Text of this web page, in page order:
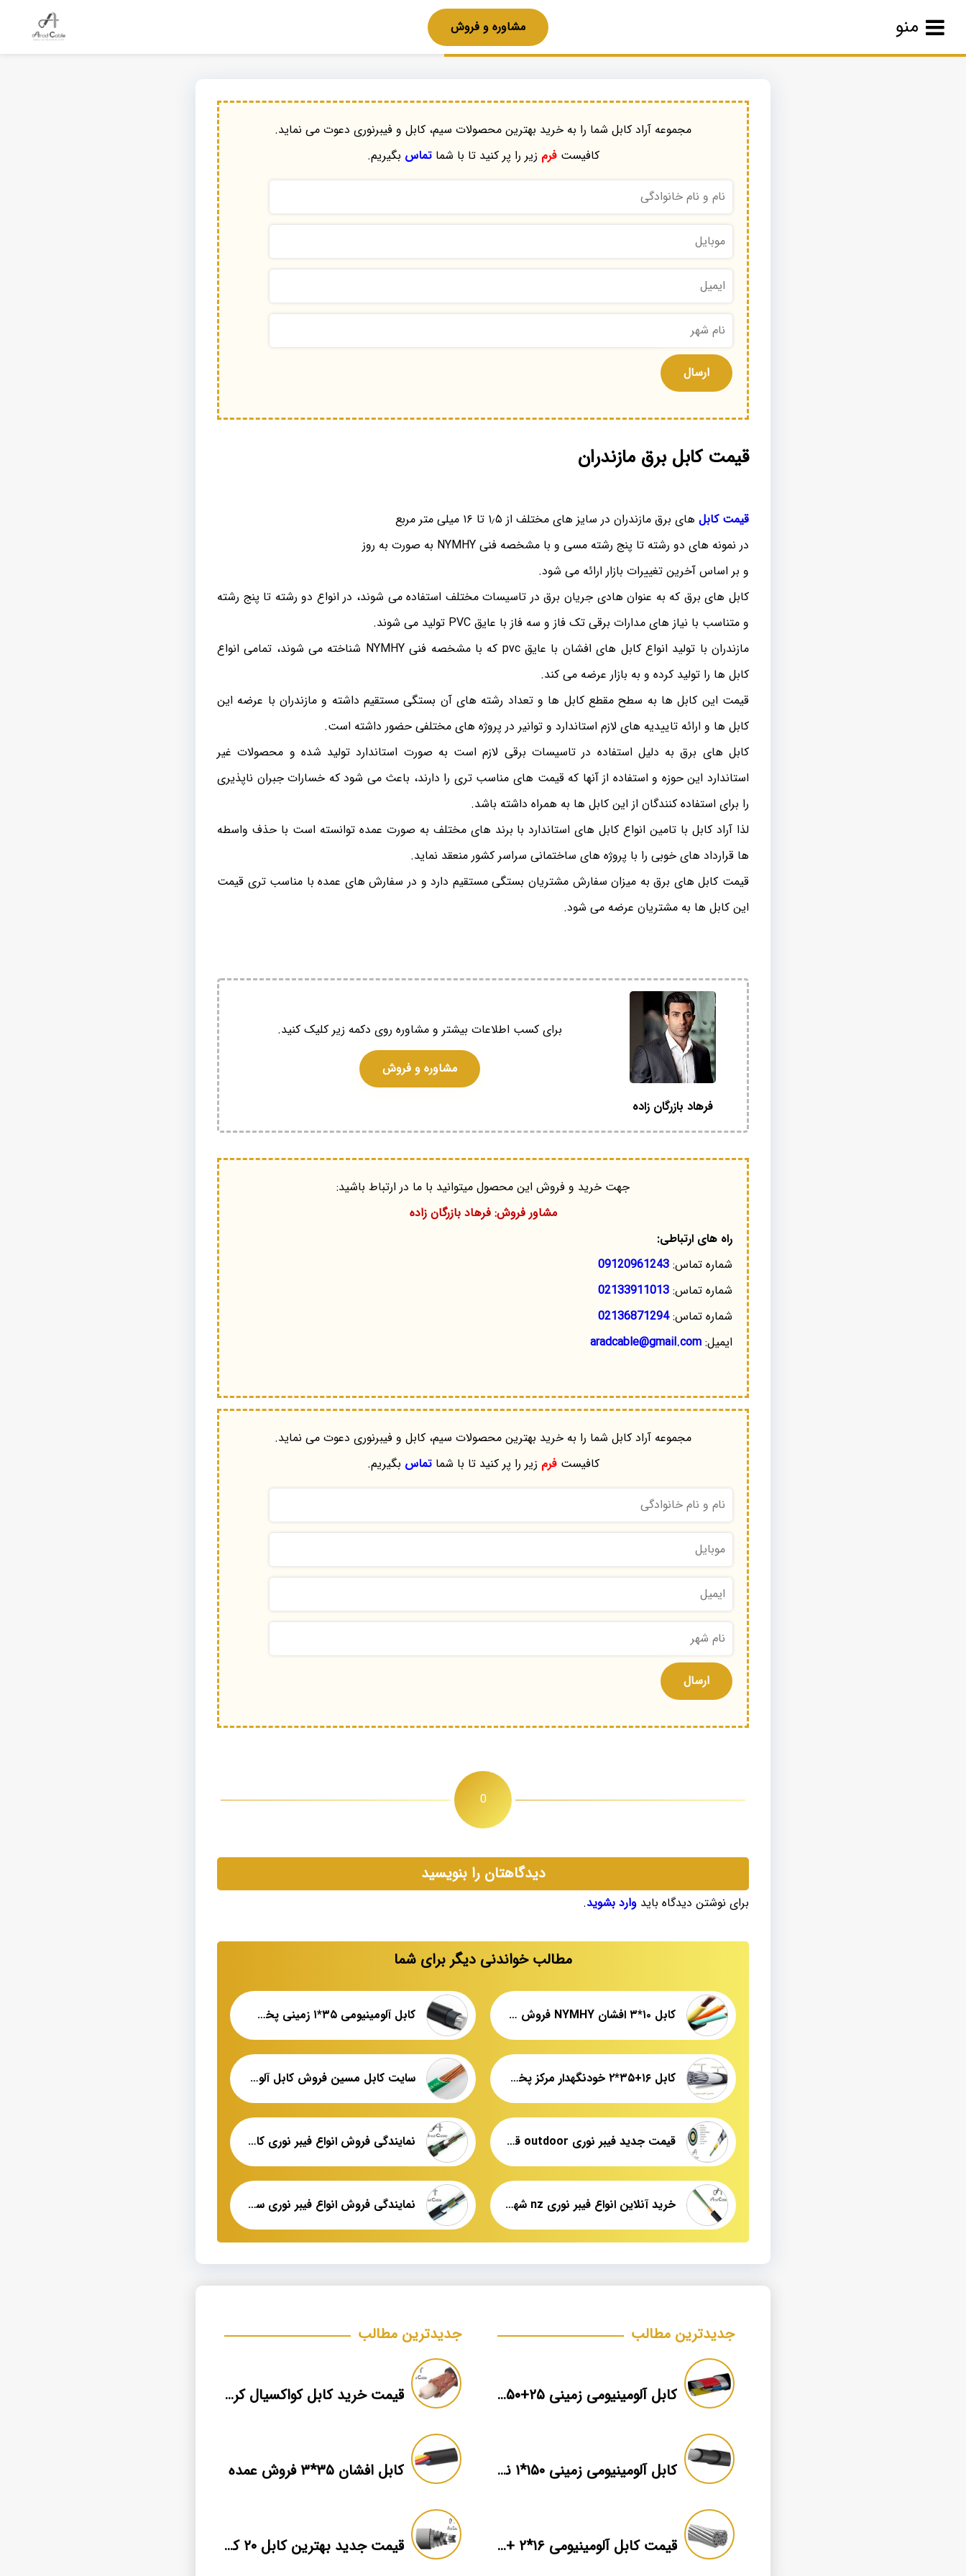
منو مشاوره و فروش
مجموعه آراد کابل شما را به خرید بهترین محصولات سیم، کابل و فیبرنوری دعوت می نماید.
کافیستفرم زیر را پر کنید تا با شماتماس بگیریم.
قیمت کابل برق مازندران
قیمت کابل های برق مازندران در سایز های مختلف از ۱٫۵ تا ۱۶ میلی متر مربع
در نمونه های دو رشته تا پنج رشته مسی و با مشخصه فنی NYMHY به صورت به روز
و بر اساس آخرین تغییرات بازار ارائه می شود.
کابل های برق که به عنوان هادی جریان برق در تاسیسات مختلف استفاده می شوند، در انواع دو رشته تا پنج رشته
و متناسب با نیاز های مدارات برقی تک فاز و سه فاز با عایق PVC تولید می شوند.
مازندران با تولید انواع کابل های افشان با عایق pvc که با مشخصه فنی NYMHY شناخته می شوند، تمامی انواع
کابل ها را تولید کرده و به بازار عرضه می کند.
قیمت این کابل ها به سطح مقطع کابل ها و تعداد رشته های آن بستگی مستقیم داشته و مازندران با عرضه این
کابل ها و ارائه تاییدیه های لازم استاندارد و توانیر در پروژه های مختلفی حضور داشته است.
کابل های برق به دلیل استفاده در تاسیسات برقی لازم است به صورت استاندارد تولید شده و محصولات غیر
استاندارد این حوزه و استفاده از آنها که قیمت های مناسب تری را دارند، باعث می شود که خسارات جبران ناپذیری
را برای استفاده کنندگان از این کابل ها به همراه داشته باشد.
لذا آراد کابل با تامین انواع کابل های استاندارد با برند های مختلف به صورت عمده توانسته است با حذف واسطه
ها قرارداد های خوبی را با پروژه های ساختمانی سراسر کشور منعقد نماید.
قیمت کابل های برق به میزان سفارش مشتریان بستگی مستقیم دارد و در سفارش های عمده با مناسب تری قیمت
این کابل ها به مشتریان عرضه می شود.
فرهاد بازرگان زاده
برای کسب اطلاعات بیشتر و مشاوره روی دکمه زیر کلیک کنید.
مشاوره و فروش
جهت خرید و فروش این محصول میتوانید با ما در ارتباط باشید:
مشاور فروش: فرهاد بازرگان زاده
راه های ارتباطی:
شماره تماس: 09120961243
شماره تماس: 02133911013
شماره تماس:02136871294
ایمیل: aradcable@gmail.com
مجموعه آراد کابل شما را به خرید بهترین محصولات سیم، کابل و فیبرنوری دعوت می نماید.
کافیستفرم زیر را پر کنید تا با شماتماس بگیریم.
0
دیدگاهتان را بنویسید
برای نوشتن دیدگاه باید وارد بشوید.
مطالب خواندنی دیگر برای شما
کابل ۱۰*۳ افشان NYMHY فروش ویژه کابل آلومینیومی ۳۵*۱ زمینی پخش عمده
کابل ۱۶+۳۵*۲ خودنگهدار مرکز پخش عمده سایت کابل مسین فروش کابل آلومینیومی
قیمت جدید فیبر نوری outdoor قندی نمایندگی فروش انواع فیبر نوری کانالی پخش عمده
خرید آنلاین انواع فیبر نوری nz شهید قندی یزد نمایندگی فروش انواع فیبر نوری سینگل مد
جدیدترین مطالب
کابل آلومینیومی زمینی ۲۵+۵۰*۳ برند ماهان
کابل آلومینیومی زمینی ۱۵۰*۱ نمایندگی فروش
قیمت کابل آلومینیومی ۱۶*۲ + بهترین برند بازار + اطلاعات فنی
جدیدترین مطالب
قیمت خرید کابل کواکسیال کرمان اصلی
کابل افشان ۳۵*۳ فروش عمده
قیمت جدید بهترین کابل ۲۰ کیلو ولت مسی